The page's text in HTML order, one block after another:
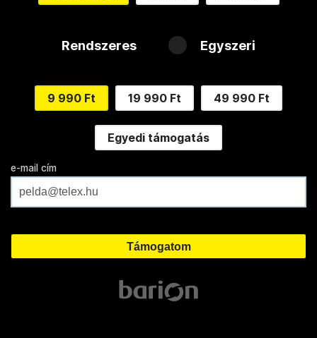
Rendszeres Egyszeri
9 990 Ft 19 990 Ft 49 990 Ft
Egyedi támogatás
e-mail cím